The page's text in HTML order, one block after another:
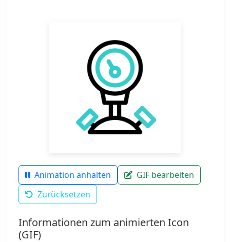
Animation anhalten
GIF bearbeiten
Zurücksetzen
Informationen zum animierten Icon
(GIF)